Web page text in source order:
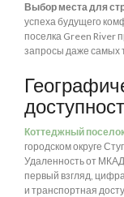
Выбор места для
успеха будущего
поселка Green River
запросы даже самых
Коттеджный
городском округе
Удаленность от
первый взгляд,
и транспортная